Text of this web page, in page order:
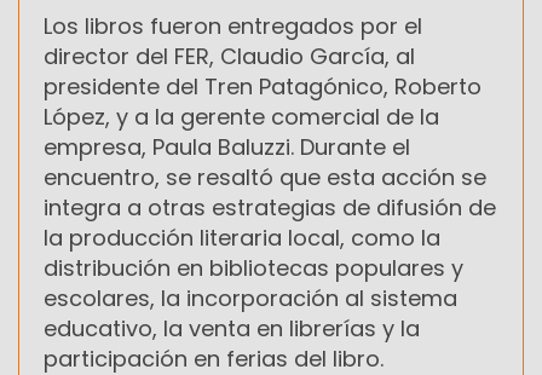
Los libros fueron entregados por el
director del FER, Claudio García, al
presidente del Tren Patagónico, Roberto
López, y a la gerente comercial de la
empresa, Paula Baluzzi. Durante el
encuentro, se resaltó que esta acción se
integra a otras estrategias de difusión de
la producción literaria local, como la
distribución en bibliotecas populares y
escolares, la incorporación al sistema
educativo, la venta en librerías y la
participación en ferias del libro.